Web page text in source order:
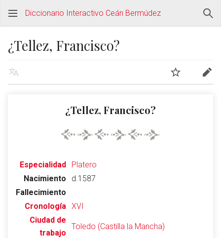
Diccionario Interactivo Ceán Bermúdez
¿Tellez, Francisco?
¿Tellez, Francisco?
Especialidad
Platero
Nacimiento
d.1587
Fallecimiento
Cronología XVI
Ciudad de
trabajo
Toledo (Castilla la Mancha)